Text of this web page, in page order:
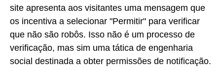
site apresenta aos visitantes uma mensagem que
os incentiva a selecionar "Permitir" para verificar
que não são robôs. Isso não é um processo de
verificação, mas sim uma tática de engenharia
social destinada a obter permissões de notificação.